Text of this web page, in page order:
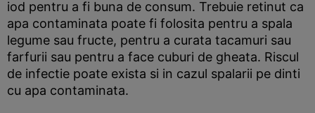
iod pentru a fi buna de consum. Trebuie retinut ca
apa contaminata poate fi folosita pentru a spala
legume sau fructe, pentru a curata tacamuri sau
farfurii sau pentru a face cuburi de gheata. Riscul
de infectie poate exista si in cazul spalarii pe dinti
cu apa contaminata.